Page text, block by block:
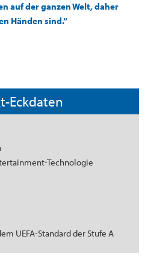
auf der ganzen Welt, daher
Händen sind.“
Eckdaten
Technologie
UEFA-Standard der Stufe A